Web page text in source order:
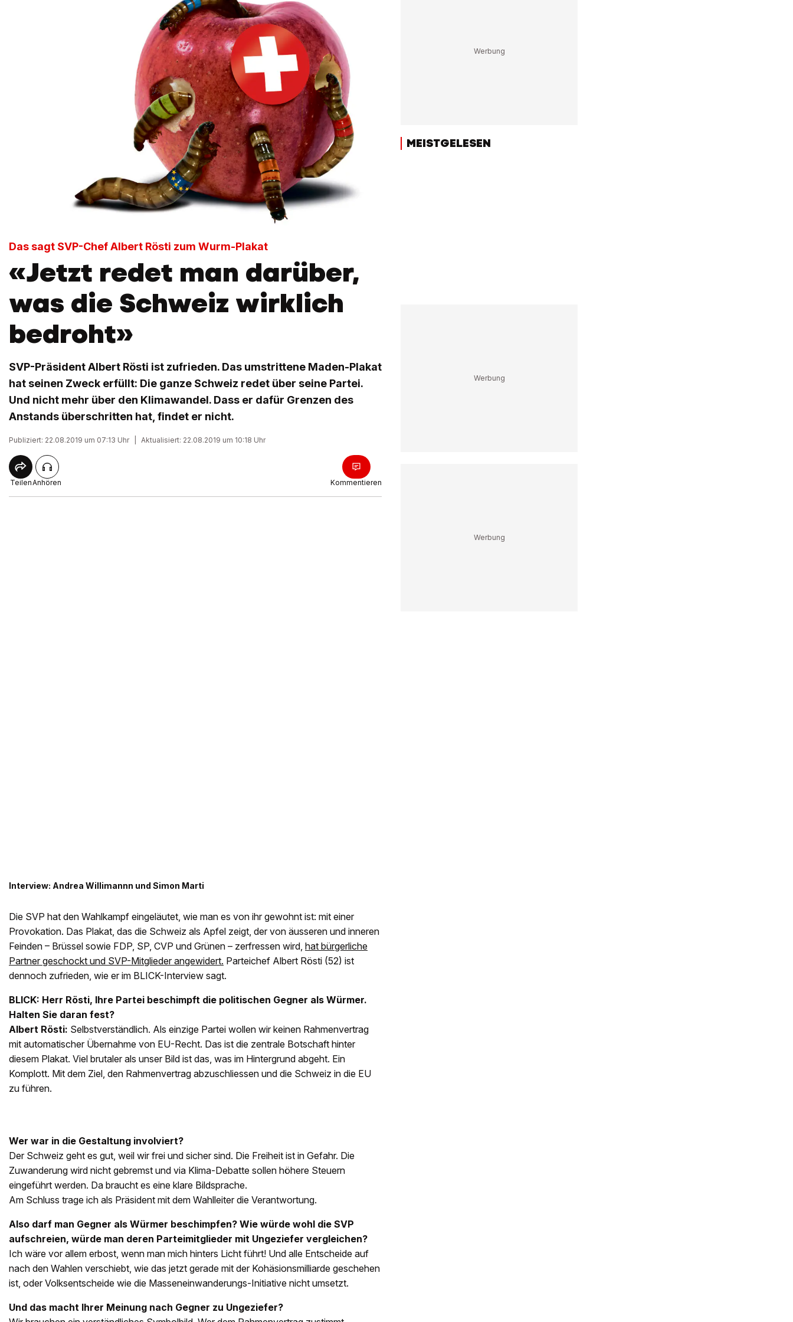
Das sagt SVP-Chef Albert Rösti zum Wurm-Plakat
«Jetzt redet man darüber,
was die Schweiz wirklich
bedroht»
SVP-Präsident Albert Rösti ist zufrieden. Das umstrittene Maden-Plakat
hat seinen Zweck erfüllt: Die ganze Schweiz redet über seine Partei.
Und nicht mehr über den Klimawandel. Dass er dafür Grenzen des
Anstands überschritten hat, findet er nicht.
Publiziert: 22.08.2019 um 07:13 Uhr Aktualisiert: 22.08.2019 um 10:18 Uhr
TeilenAnhören Kommentieren
Interview: Andrea Willimannn und Simon Marti
Die SVP hat den Wahlkampf eingeläutet, wie man es von ihr gewohnt ist: mit einer
Provokation. Das Plakat, das die Schweiz als Apfel zeigt, der von äusseren und inneren
Feinden – Brüssel sowie FDP, SP, CVP und Grünen – zerfressen wird, hat bürgerliche
Partner geschockt und SVP-Mitglieder angewidert. Parteichef Albert Rösti (52) ist
dennoch zufrieden, wie er im BLICK-Interview sagt.
BLICK: Herr Rösti, Ihre Partei beschimpft die politischen Gegner als Würmer.
Halten Sie daran fest?
Albert Rösti: Selbstverständlich. Als einzige Partei wollen wir keinen Rahmenvertrag
mit automatischer Übernahme von EU-Recht. Das ist die zentrale Botschaft hinter
diesem Plakat. Viel brutaler als unser Bild ist das, was im Hintergrund abgeht. Ein
Komplott. Mit dem Ziel, den Rahmenvertrag abzuschliessen und die Schweiz in die EU
zu führen.
Wer war in die Gestaltung involviert?
Der Schweiz geht es gut, weil wir frei und sicher sind. Die Freiheit ist in Gefahr. Die
Zuwanderung wird nicht gebremst und via Klima-Debatte sollen höhere Steuern
eingeführt werden. Da braucht es eine klare Bildsprache.
Am Schluss trage ich als Präsident mit dem Wahlleiter die Verantwortung.
Also darf man Gegner als Würmer beschimpfen? Wie würde wohl die SVP
aufschreien, würde man deren Parteimitglieder mit Ungeziefer vergleichen?
Ich wäre vor allem erbost, wenn man mich hinters Licht führt! Und alle Entscheide auf
nach den Wahlen verschiebt, wie das jetzt gerade mit der Kohäsionsmilliarde geschehen
ist, oder Volksentscheide wie die Masseneinwanderungs-Initiative nicht umsetzt.
Und das macht Ihrer Meinung nach Gegner zu Ungeziefer?
MEISTGELESEN